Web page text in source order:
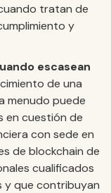
tratan de
y
escasean
de una
menudo puede
en cuestión de
con sede en
de blockchain de
cualificados
y que contribuyan